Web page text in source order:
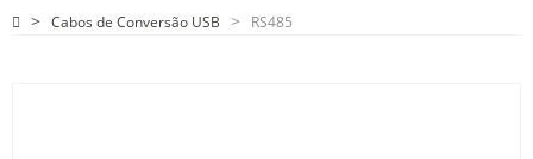
Cabos de Conversão USB RS485